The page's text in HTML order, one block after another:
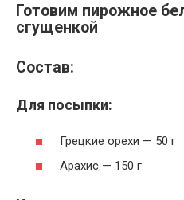
Готовим пирожное
сгущенкой
Состав:
Для посыпки:
Грецкие орехи — 50 г
Арахис — 150 г